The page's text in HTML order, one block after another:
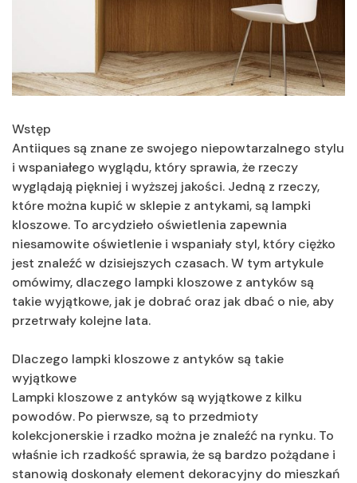
Wstęp
Antiiques są znane ze swojego niepowtarzalnego stylu
i wspaniałego wyglądu, który sprawia, że ​​rzeczy
wyglądają piękniej i wyższej jakości. Jedną z rzeczy,
które można kupić w sklepie z antykami, są lampki
kloszowe. To arcydzieło oświetlenia zapewnia
niesamowite oświetlenie i wspaniały styl, który ciężko
jest znaleźć w dzisiejszych czasach. W tym artykule
omówimy, dlaczego lampki kloszowe z antyków są
takie wyjątkowe, jak je dobrać oraz jak dbać o nie, aby
przetrwały kolejne lata.
Dlaczego lampki kloszowe z antyków są takie
wyjątkowe
Lampki kloszowe z antyków są wyjątkowe z kilku
powodów. Po pierwsze, są to przedmioty
kolekcjonerskie i rzadko można je znaleźć na rynku. To
właśnie ich rzadkość sprawia, że ​​są bardzo pożądane i
stanowią doskonały element dekoracyjny do mieszkań